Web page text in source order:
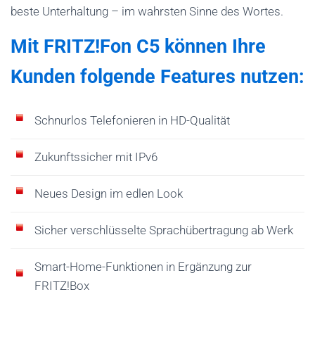
beste Unterhaltung – im wahrsten Sinne des Wortes.
Mit FRITZ!Fon C5 können Ihre
Kunden folgende Features nutzen:
Schnurlos Telefonieren in HD-Qualität
Zukunftssicher mit IPv6
Neues Design im edlen Look
Sicher verschlüsselte Sprachübertragung ab Werk
Smart-Home-Funktionen in Ergänzung zur
FRITZ!Box